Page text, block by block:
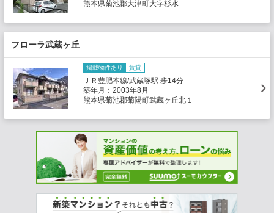
熊本県菊池郡大津町大字杉水
フローラ武蔵ヶ丘
掲載物件あり 賃貸
ＪＲ豊肥本線/武蔵塚駅 歩14分
築年月：2003年8月
熊本県菊池郡菊陽町武蔵ヶ丘北１